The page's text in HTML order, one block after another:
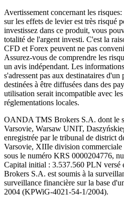
Avertissement concernant les
sur les effets de levier est très risqué
investissez dans ce produit, vous
totalité de l'argent investi. C'est la
CFD et Forex peuvent ne pas
Assurez-vous de comprendre les
un avis indépendant. Les
s'adressent pas aux destinataires
destinées à être diffusées dans des
utilisation serait incompatible avec
réglementations locales.
OANDA TMS Brokers S.A. dont le
Varsovie, Warsaw UNIT,
enregistrée par le tribunal de district
Varsovie, XIIIe division
sous le numéro KRS 0000204776,
Capital initial : 3.537.560 PLN
Brokers S.A. est soumis à la
surveillance financière sur la base
2004 (KPWiG-4021-54-1/2004).